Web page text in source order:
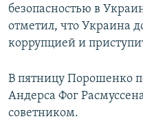
безопасностью в
отметил, что Украина
коррупцией и
В пятницу Порошенко
Андерса Фог
советником.